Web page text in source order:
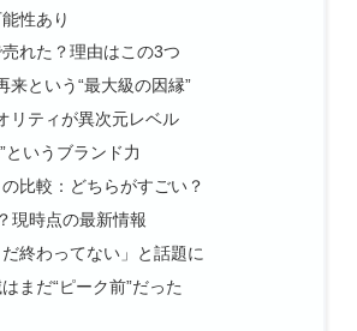
性あり
れた？理由はこの3つ
という“最大級の因縁”
リティが異次元レベル
いうブランド力
比較：どちらがすごい？
現時点の最新情報
終わってない」と話題に
まだ“ピーク前”だった